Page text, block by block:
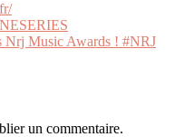
Nrj Music Awards ! #NRJ
un commentaire.